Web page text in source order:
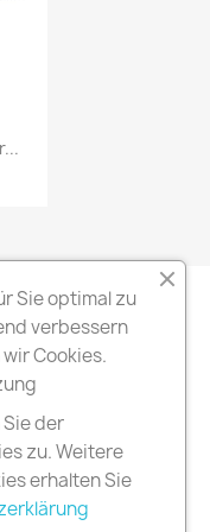
Sie optimal zu
verbessern
Cookies.
der
zu. Weitere
erhalten Sie